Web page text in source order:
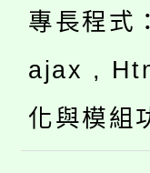
專長程
ajax ,
化與模組